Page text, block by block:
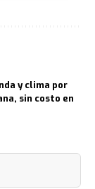
y clima por
sin costo en